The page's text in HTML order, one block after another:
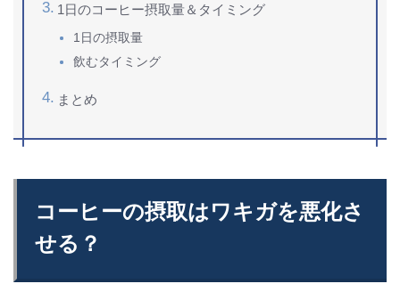
1日のコーヒー摂取量＆タイミング
1日の摂取量
飲むタイミング
まとめ
コーヒーの摂取はワキガを悪化さ
せる？